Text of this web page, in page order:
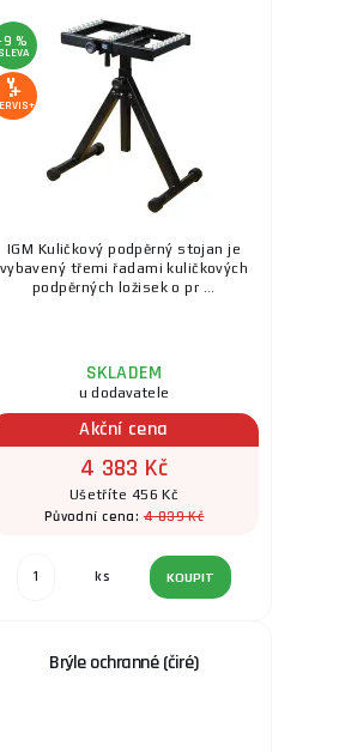
%
SLEVA
IGM Kuličkový podpěrný stojan je
vybavený třemi řadami kuličkových
podpěrných ložisek o pr ...
SKLADEM
u dodavatele
Akční cena
4 383 Kč
Ušetříte 456 Kč
Původní cena:4 839 Kč
ks KOUPIT
Brýle ochranné (čiré)